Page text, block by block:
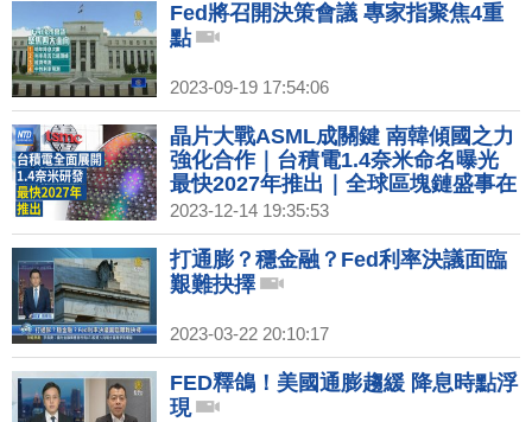
Fed將召開決策會議 專家指聚焦4重
點
2023-09-19 17:54:06
晶片大戰ASML成關鍵 南韓傾國之力
強化合作｜台積電1.4奈米命名曝光
最快2027年推出｜全球區塊鏈盛事在
台灣！｜台灣央行利率連3凍 楊金
龍：目前沒降息條件
2023-12-14 19:35:53
打通膨？穩金融？Fed利率決議面臨
艱難抉擇
2023-03-22 20:10:17
FED釋鴿！美國通膨趨緩 降息時點浮
現